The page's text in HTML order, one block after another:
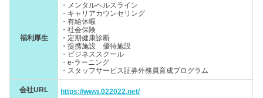
福利厚生
・メンタルヘルスライン
・キャリアカウンセリング
・有給休暇
・社会保険
・定期健康診断
・提携施設 優待施設
・ビジネススクール
・e-ラーニング
・スタッフサービス証券外務員育成プログラム
会社URL https://www.022022.net/